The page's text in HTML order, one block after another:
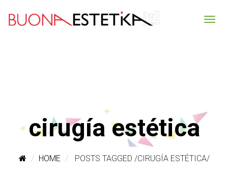
cirugía estética
HOME POSTS TAGGED /CIRUGÍA ESTÉTICA/